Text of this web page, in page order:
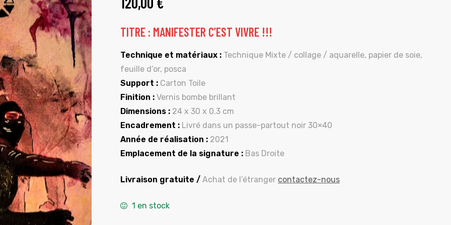
TITRE : MANIFESTER C’EST VIVRE !!!
Technique et matériaux : Technique Mixte / collage / aquarelle, papier de soie,
feuille d’or, posca
Support : Carton Toile
Finition : Vernis bombe brillant
Dimensions : 24 x 30 x 0.3 cm
Encadrement : Livré dans un passe-partout noir 30×40
Année de réalisation : 2021
Emplacement de la signature : Bas Droite
Livraison gratuite / Achat de l’étranger contactez-nous
1 en stock